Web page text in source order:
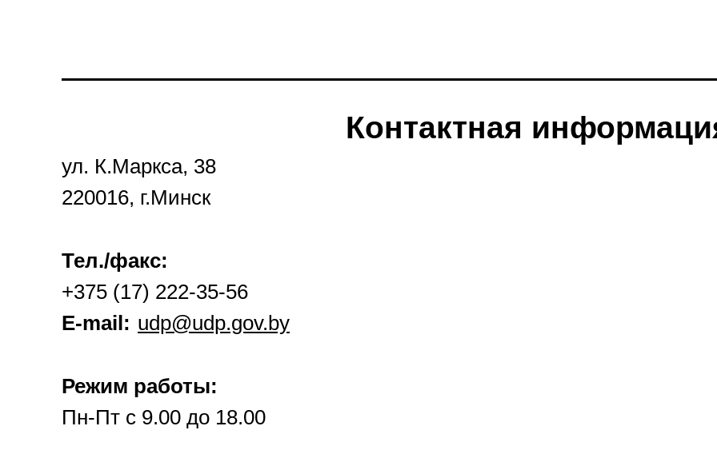
Контактная
ул. К.Маркса, 38
220016, г.Минск
Тел./факс:
+375 (17) 222-35-56
E-mail: udp@udp.gov.by
Режим работы:
Пн-Пт с 9.00 до 18.00